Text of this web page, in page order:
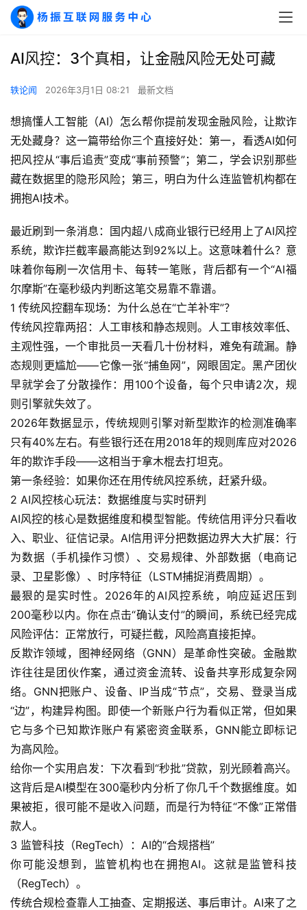
A
AI风控：3个真相，让金融风险无处可藏
轶论闻 2026年3月1日 08:21 最新文档
想搞懂人工智能（AI）怎么帮你提前发现金融风险，让欺诈
无处藏身？这一篇带给你三个直接好处：第一，看透AI如何
把风控从“事后追责”变成“事前预警”；第二，学会识别那些
藏在数据里的隐形风险；第三，明白为什么连监管机构都在
拥抱AI技术。
最近刷到一条消息：国内超八成商业银行已经用上了AI风控
系统，欺诈拦截率最高能达到92%以上。这意味着什么？意
味着你每刷一次信用卡、每转一笔账，背后都有一个“AI福
尔摩斯”在毫秒级内判断这笔交易靠不靠谱。
1 传统风控翻车现场：为什么总在“亡羊补牢”？
传统风控靠两招：人工审核和静态规则。人工审核效率低、
主观性强，一个审批员一天看几十份材料，难免有疏漏。静
态规则更尴尬——它像一张“捕鱼网”，网眼固定。黑产团伙
早就学会了分散操作：用100个设备，每个只申请2次，规
则引擎就失效了。
2026年数据显示，传统规则引擎对新型欺诈的检测准确率
只有40%左右。有些银行还在用2018年的规则库应对2026
年的欺诈手段——这相当于拿木棍去打坦克。
第一条经验：如果你还在用传统风控系统，赶紧升级。
2 AI风控核心玩法：数据维度与实时研判
AI风控的核心是数据维度和模型智能。传统信用评分只看收
入、职业、征信记录。AI信用评分把数据边界大大扩展：行
为数据（手机操作习惯）、交易规律、外部数据（电商记
录、卫星影像）、时序特征（LSTM捕捉消费周期）。
最狠的是实时性。2026年的AI风控系统，响应延迟压到
200毫秒以内。你在点击“确认支付”的瞬间，系统已经完成
风险评估：正常放行，可疑拦截，风险高直接拒掉。
反欺诈领域，图神经网络（GNN）是革命性突破。金融欺
诈往往是团伙作案，通过资金流转、设备共享形成复杂网
络。GNN把账户、设备、IP当成“节点”，交易、登录当成
“边”，构建异构图。即使一个新账户行为看似正常，但如果
它与多个已知欺诈账户有紧密资金联系，GNN能立即标记
为高风险。
给你一个实用启发：下次看到“秒批”贷款，别光顾着高兴。
这背后是AI模型在300毫秒内分析了你几千个数据维度。如
果被拒，很可能不是收入问题，而是行为特征“不像”正常借
款人。
3 监管科技（RegTech）：AI的“合规搭档”
你可能没想到，监管机构也在拥抱AI。这就是监管科技
（RegTech）。
传统合规检查靠人工抽查、定期报送、事后审计。AI来了之